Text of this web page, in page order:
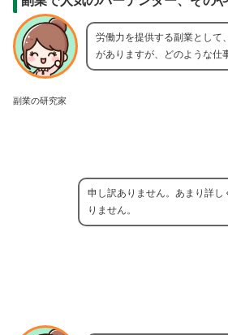
副業の研究家
労働力を提供する副業として
がありますが、どのような仕
申し訳ありません。あまり詳し
りません。